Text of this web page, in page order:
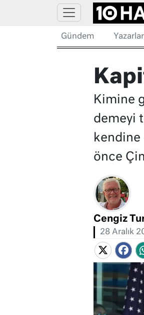
Gündem Yazarlar
Kimine
demeyi
önce
Cengiz
28 Aralık